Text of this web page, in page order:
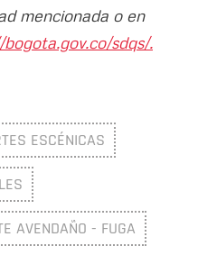
mencionada o en
sdqs/.
ESCÉNICAS
AVENDAÑO - FUGA